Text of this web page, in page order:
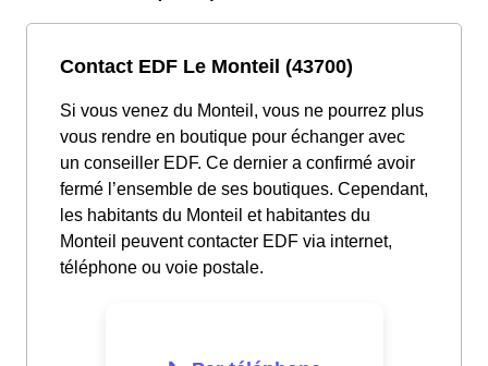
Contact EDF Le Monteil (43700)
Si vous venez du Monteil, vous ne pourrez plus
vous rendre en boutique pour échanger avec
un conseiller EDF. Ce dernier a confirmé avoir
fermé l’ensemble de ses boutiques. Cependant,
les habitants du Monteil et habitantes du
Monteil peuvent contacter EDF via internet,
téléphone ou voie postale.